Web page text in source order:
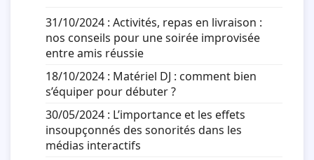
31/10/2024 : Activités, repas en livraison :
nos conseils pour une soirée improvisée
entre amis réussie
18/10/2024 : Matériel DJ : comment bien
s’équiper pour débuter ?
30/05/2024 : L’importance et les effets
insoupçonnés des sonorités dans les
médias interactifs